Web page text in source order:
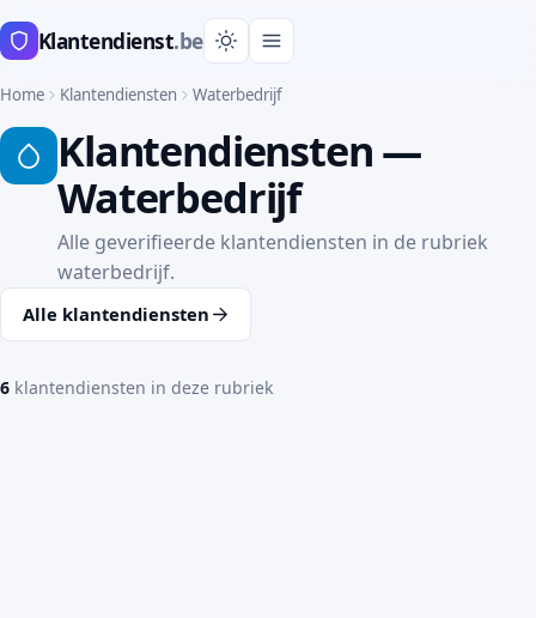
Klantendienst.be
Home Klantendiensten Waterbedrijf
Klantendiensten —
Waterbedrijf
Alle geverifieerde klantendiensten in de rubriek
waterbedrijf.
Alle klantendiensten
6 klantendiensten in deze rubriek